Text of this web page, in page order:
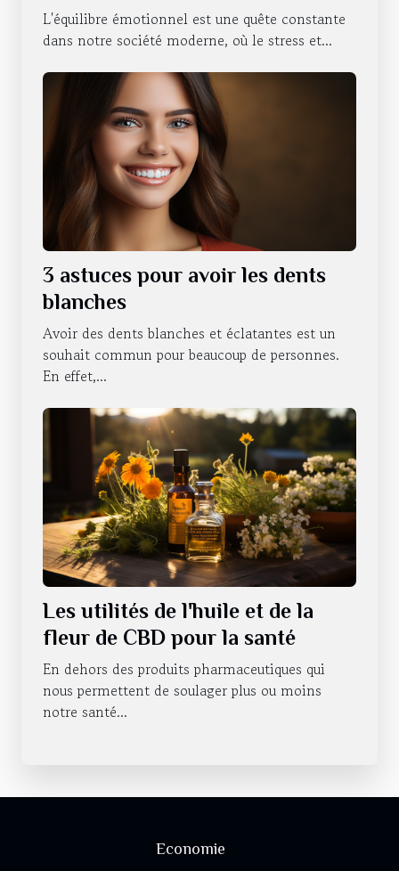
favorisent le bien-être
émotionnel
L'équilibre émotionnel est une quête constante
dans notre société moderne, où le stress et...
3 astuces pour avoir les dents
blanches
Avoir des dents blanches et éclatantes est un
souhait commun pour beaucoup de personnes.
En effet,...
Les utilités de l'huile et de la
fleur de CBD pour la santé
En dehors des produits pharmaceutiques qui
nous permettent de soulager plus ou moins
notre santé...
Economie